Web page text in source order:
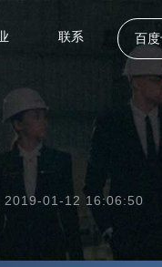
联系 百度
2019-01-12 16:06:50